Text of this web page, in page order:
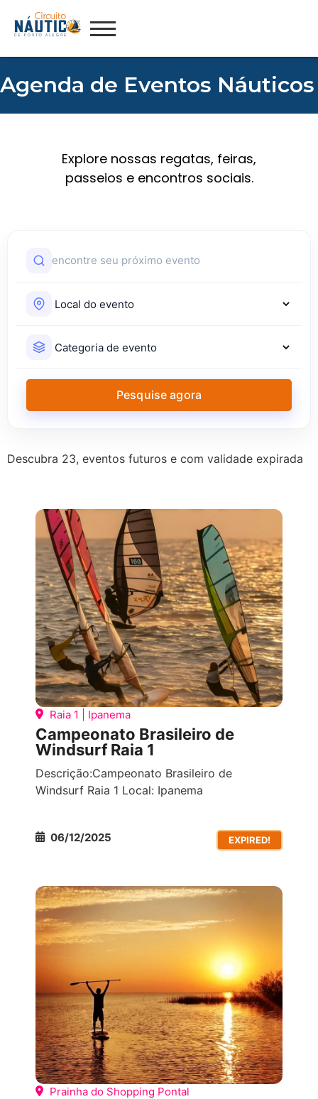
Agenda de Eventos Náuticos
Explore nossas regatas, feiras,
passeios e encontros sociais.
Pesquise agora
Descubra 23, eventos futuros e com validade expirada
COMPETIÇÕES ESPORTIVAS
TODOS OS
EVENTOS
Raia 1 | Ipanema
Campeonato Brasileiro de
Windsurf Raia 1
Descrição:Campeonato Brasileiro de
Windsurf Raia 1 Local: Ipanema
06/12/2025 EXPIRED!
TODOS OS EVENTOS
NÁUTICOS
Prainha do Shopping Pontal